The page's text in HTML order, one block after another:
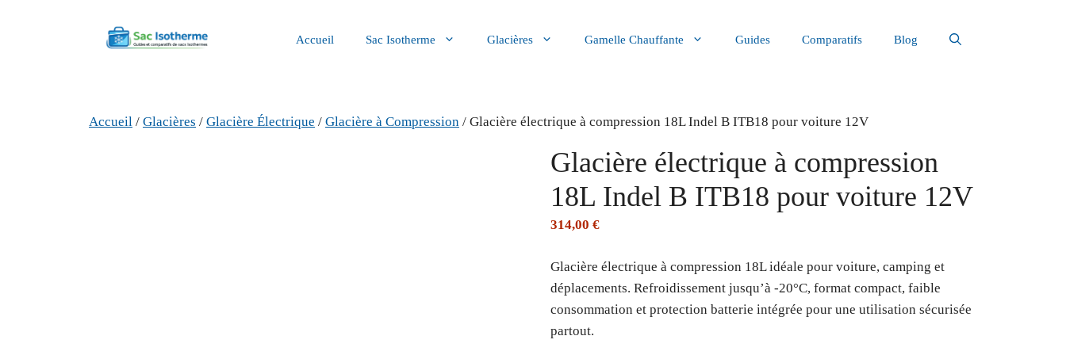
Accueil Sac Isotherme Glacières Gamelle Chauffante Guides Comparatifs Blog
Accueil / Glacières / Glacière Électrique / Glacière à Compression / Glacière électrique à compression 18L Indel B ITB18 pour voiture 12V
Glacière électrique à compression
18L Indel B ITB18 pour voiture 12V
314,00€
Glacière électrique à compression 18L idéale pour voiture, camping et
déplacements. Refroidissement jusqu’à -20°C, format compact, faible
consommation et protection batterie intégrée pour une utilisation sécurisée
partout.